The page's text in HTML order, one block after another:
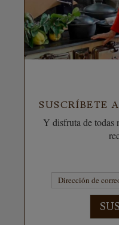
SUSCRÍBETE
Y disfruta de todas